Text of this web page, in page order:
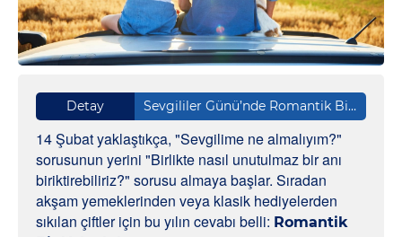
Detay Sevgililer Günü’nde Romantik Bir Yolculuk
14 Şubat yaklaştıkça, "Sevgilime ne almalıyım?"
sorusunun yerini "Birlikte nasıl unutulmaz bir anı
biriktirebiliriz?" sorusu almaya başlar. Sıradan
akşam yemeklerinden veya klasik hediyelerden
sıkılan çiftler için bu yılın cevabı belli: Romantik